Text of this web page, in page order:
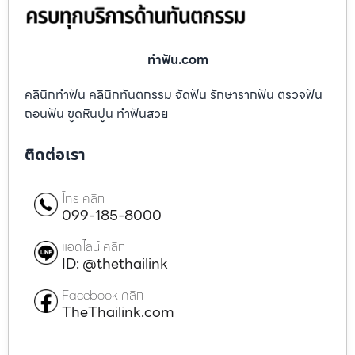
ทําฟัน.com
คลินิกทำฟัน คลินิกทันตกรรม จัดฟัน รักษารากฟัน ตรวจฟัน
ถอนฟัน ขูดหินปูน ทำฟันสวย
ติดต่อเรา
โทร คลิก
099-185-8000
แอดไลน์ คลิก
ID: @thethailink
Facebook คลิก
TheThailink.com